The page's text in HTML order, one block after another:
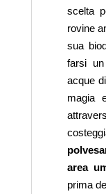
scelta
rovine
sua
farsi
acque
magia
area
prima